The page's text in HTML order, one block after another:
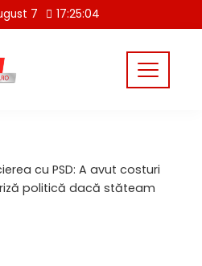
7 17:25:05
cu PSD: A avut costuri
politică dacă stăteam